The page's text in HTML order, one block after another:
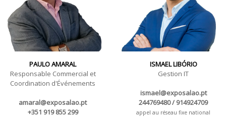
PAULO AMARAL
Responsable Commercial et
Coordination d'Événements
amaral@exposalao.pt
+351 919 855 299
ISMAEL LIBÓRIO
Gestion IT
ismael@exposalao.pt
244769480 / 914924709
appel au réseau fixe national